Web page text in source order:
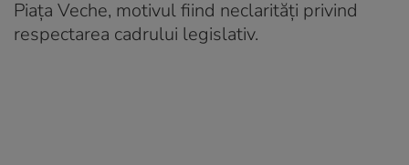
Piaţa Veche, motivul fiind neclarități privind
respectarea cadrului legislativ.